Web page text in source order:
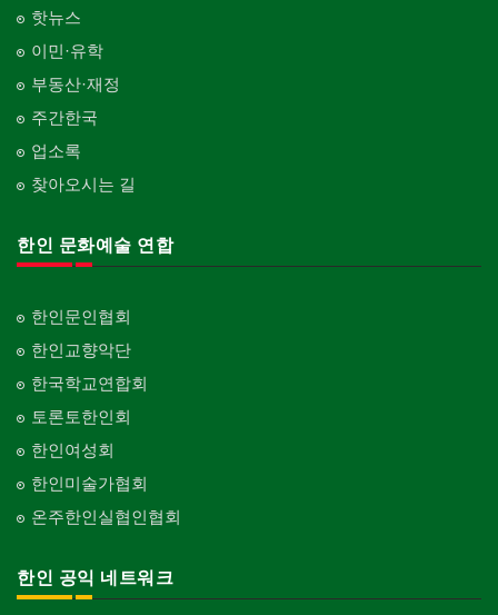
핫뉴스
이민·유학
부동산·재정
주간한국
업소록
찾아오시는 길
한인 문화예술 연합
한인문인협회
한인교향악단
한국학교연합회
토론토한인회
한인여성회
한인미술가협회
온주한인실협인협회
한인 공익 네트워크